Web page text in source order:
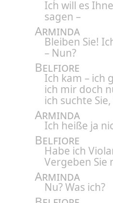
Ich will es
sagen –
Arminda
Bleiben Sie!
– Nun?
Belfiore
Ich kam – ich
ich mir doch
ich suchte
Arminda
Ich heiße ja
Belfiore
Habe ich
Vergeben Sie
Arminda
Nu? Was ich?